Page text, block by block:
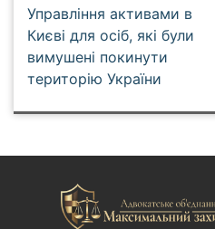
Н
а
в
і
г
ц
Управління активами в
Києві для осіб, які були
вимушені покинути
територію України